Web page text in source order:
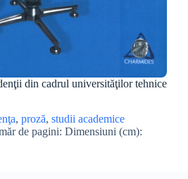
din cadrul universităţilor tehnice
, proză, studii academice
de pagini: Dimensiuni (cm):